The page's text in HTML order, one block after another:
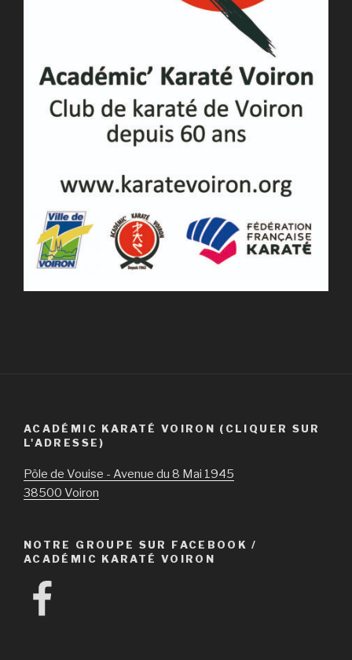
ACADÉMIC KARATÉ VOIRON (CLIQUER SUR
L'ADRESSE)
Pôle de Vouise - Avenue du 8 Mai 1945
38500 Voiron
NOTRE GROUPE SUR FACEBOOK /
ACADÉMIC KARATÉ VOIRON
Facebook